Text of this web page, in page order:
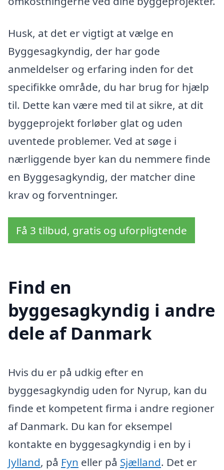
Husk, at det er vigtigt at vælge en
Byggesagkyndig, der har gode
anmeldelser og erfaring inden for det
specifikke område, du har brug for hjælp
til. Dette kan være med til at sikre, at dit
byggeprojekt forløber glat og uden
uventede problemer. Ved at søge i
nærliggende byer kan du nemmere finde
en Byggesagkyndig, der matcher dine
krav og forventninger.
Få 3 tilbud, gratis og uforpligtende
Find en
byggesagkyndig i andre
dele af Danmark
Hvis du er på udkig efter en
byggesagkyndig uden for Nyrup, kan du
finde et kompetent firma i andre regioner
af Danmark. Du kan for eksempel
kontakte en byggesagkyndig i en by i
Jylland, på Fyn eller på Sjælland. Det er